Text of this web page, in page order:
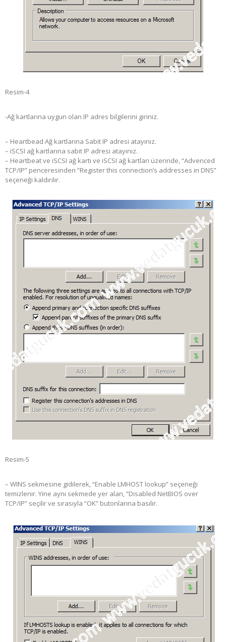
Resim-4
-Ağ kartlarına uygun olan IP adres bilgilerini giriniz.
– Heartbead Ağ kartlarına Sabit IP adresi atayınız.
– iSCSI ağ kartlarına sabit IP adresi atayınız.
– Heartbeat ve iSCSI ağ kartı ve iSCSI ağ kartları üzerinde, “Advenced
TCP/IP” penceresinden “Register this connection’s addresses in DNS”
seçeneği kaldırılır.
Resim-5
– WINS sekmesine gidilerek, “Enable LMHOST lookup” seçeneği
temizlenir. Yine aynı sekmede yer alan, “Disabled NetBIOS over
TCP/IP” seçilir ve sırasıyla “OK” butonlarına basılır.